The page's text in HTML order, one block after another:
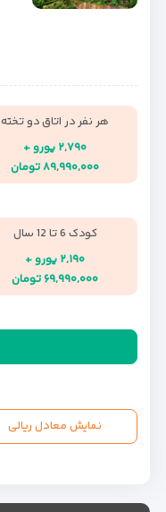
هر نفر در اتاق دو تخته
۲,۷۹۰ یورو +
۸۹,۹۹۰,۰۰۰ تومان
کودک 6 تا 12 سال
۲,۱۹۰ یورو +
۶۹,۹۹۰,۰۰۰ تومان
نمایش معادل ریالی